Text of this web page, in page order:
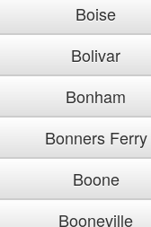
Boise
Bolivar
Bonham
Bonners Ferry
Boone
Booneville